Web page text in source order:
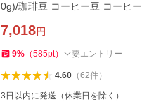
0g)/珈琲豆 コーヒー豆 コーヒー
7,018円
9% （585pt） 要エントリー
4.60（62件）
3日以内に発送（休業日を除く）